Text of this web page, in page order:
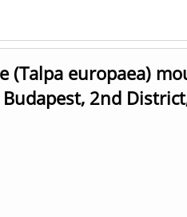
(Talpa europaea)
2nd